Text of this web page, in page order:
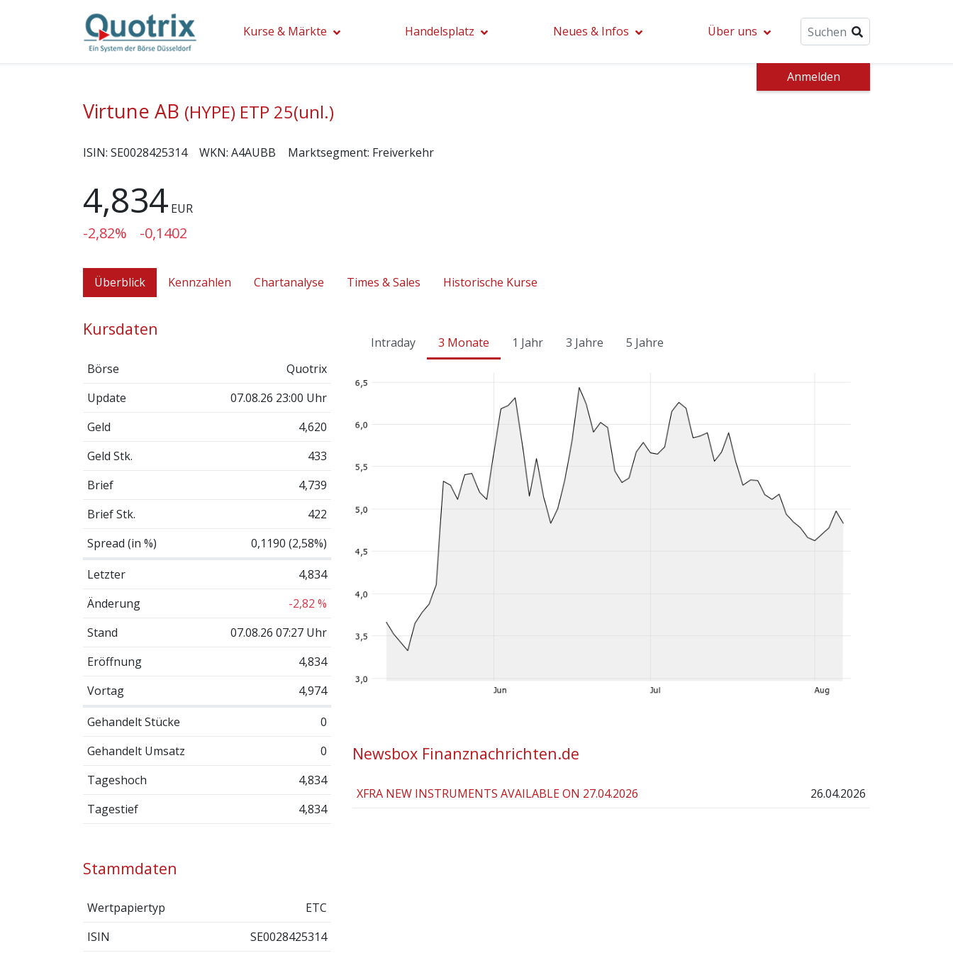
Kurse & Märkte Handelsplatz Neues & Infos Über uns
Anmelden
Virtune AB (HYPE) ETP 25(unl.)
ISIN: SE0028425314 WKN: A4AUBB Marktsegment: Freiverkehr
4,834 EUR
-2,82% -0,1402
Überblick Kennzahlen Chartanalyse Times & Sales Historische Kurse
Kursdaten
Börse
Quotrix
Update
07.08.26 23:00 Uhr
Geld
4,620
Geld Stk.
433
Brief
4,739
Brief Stk.
422
Spread (in %)
0,1190 (2,58%)
Letzter
4,834
Änderung
-2,82 %
Stand
07.08.26 07:27 Uhr
Eröffnung
4,834
Vortag
4,974
Gehandelt Stücke
0
Gehandelt Umsatz
0
Tageshoch
4,834
Tagestief
4,834
Stammdaten
Wertpapiertyp
ETC
ISIN
SE0028425314
Intraday 3 Monate 1 Jahr 3 Jahre 5 Jahre
Newsbox Finanznachrichten.de
XFRA NEW INSTRUMENTS AVAILABLE ON 27.04.2026 26.04.2026